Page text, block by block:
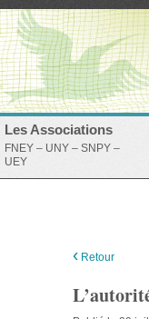
Les Associations
FNEY – UNY – SNPY –
UEY
‹ Retour